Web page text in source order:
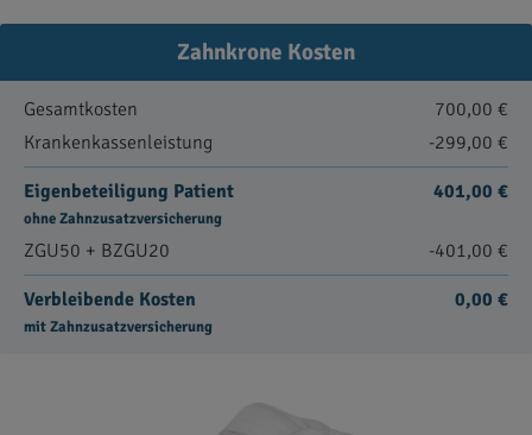
Zahnkrone Kosten
Gesamtkosten
700,00 €
Krankenkassenleistung
-299,00 €
Eigenbeteiligung Patient
ohne Zahnzusatzversicherung
401,00 €
ZGU50 + BZGU20 -401,00 €
Verbleibende Kosten
mit Zahnzusatzversicherung
0,00 €